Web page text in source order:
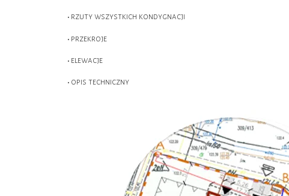
• rzuty wszystkich kondygnacji
• przekroje
• elewacje
• opis techniczny